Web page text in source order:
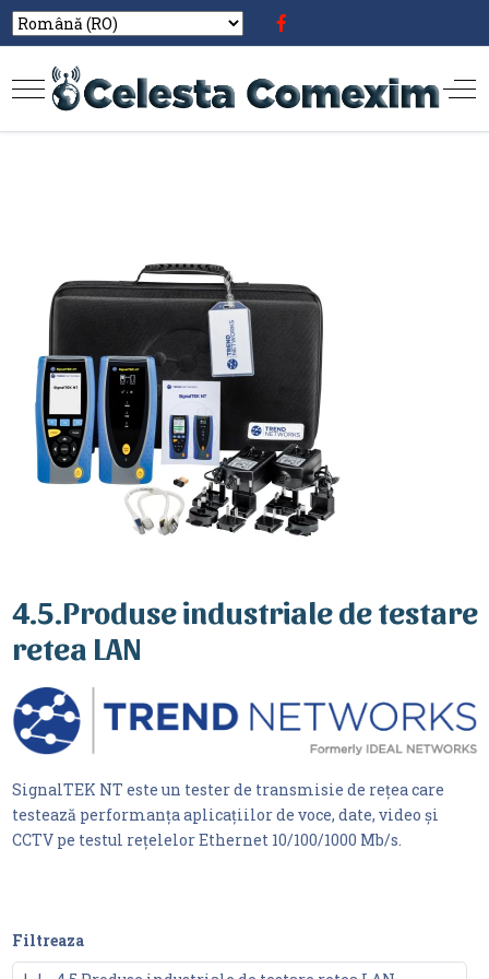
4.5.Produse industriale de testare
retea LAN
SignalTEK NT este un tester de transmisie de rețea care
testează performanța aplicațiilor de voce, date, video și
CCTV pe testul rețelelor Ethernet 10/100/1000 Mb/s.
Filtreaza